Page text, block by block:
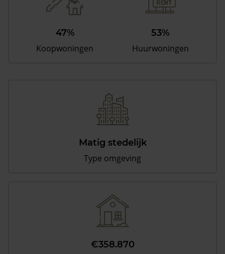
47%
Koopwoningen
53%
Huurwoningen
Matig stedelijk
Type omgeving
€358.870